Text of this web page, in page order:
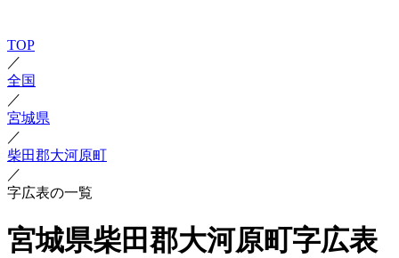
TOP
／
全国
／
宮城県
／
柴田郡大河原町
／
字広表の一覧
宮城県柴田郡大河原町字広表